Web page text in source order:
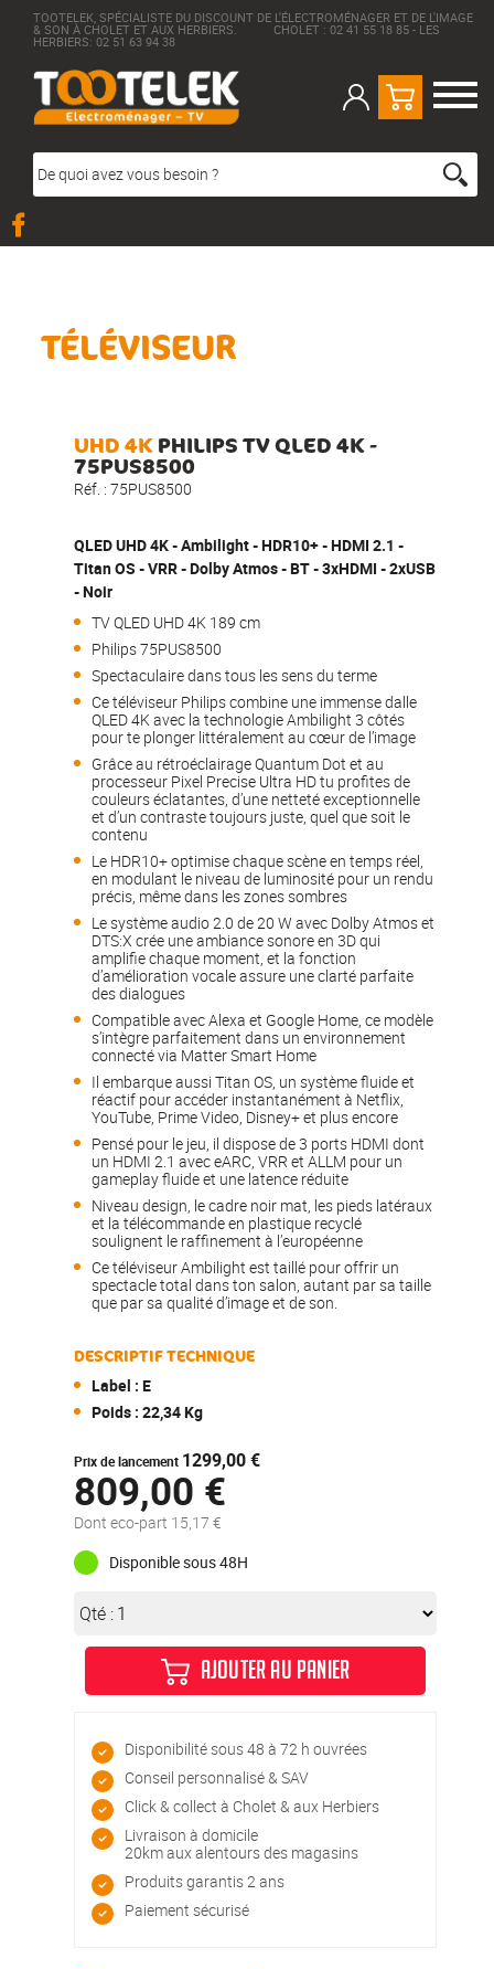
TOOTELEK, SPÉCIALISTE DU DISCOUNT DE L'ÉLECTROMÉNAGER ET DE L'IMAGE
& SON À CHOLET ET AUX HERBIERS. CHOLET : 02 41 55 18 85 - LES
HERBIERS: 02 51 63 94 38
TÉLÉVISEUR
UHD 4KPHILIPS TV QLED 4K -
75PUS8500
Réf. :75PUS8500
QLED UHD 4K - Ambilight - HDR10+ - HDMI 2.1 -
Titan OS - VRR - Dolby Atmos - BT - 3xHDMI - 2xUSB
- Noir
TV QLED UHD 4K 189 cm
Philips 75PUS8500
Spectaculaire dans tous les sens du terme
Ce téléviseur Philips combine une immense dalle
QLED 4K avec la technologie Ambilight 3 côtés
pour te plonger littéralement au cœur de l’image
Grâce au rétroéclairage Quantum Dot et au
processeur Pixel Precise Ultra HD tu profites de
couleurs éclatantes, d’une netteté exceptionnelle
et d’un contraste toujours juste, quel que soit le
contenu
Le HDR10+ optimise chaque scène en temps réel,
en modulant le niveau de luminosité pour un rendu
précis, même dans les zones sombres
Le système audio 2.0 de 20 W avec Dolby Atmos et
DTS:X crée une ambiance sonore en 3D qui
amplifie chaque moment, et la fonction
d’amélioration vocale assure une clarté parfaite
des dialogues
Compatible avec Alexa et Google Home, ce modèle
s’intègre parfaitement dans un environnement
connecté via Matter Smart Home
Il embarque aussi Titan OS, un système fluide et
réactif pour accéder instantanément à Netflix,
YouTube, Prime Video, Disney+ et plus encore
Pensé pour le jeu, il dispose de 3 ports HDMI dont
un HDMI 2.1 avec eARC, VRR et ALLM pour un
gameplay fluide et une latence réduite
Niveau design, le cadre noir mat, les pieds latéraux
et la télécommande en plastique recyclé
soulignent le raffinement à l’européenne
Ce téléviseur Ambilight est taillé pour offrir un
spectacle total dans ton salon, autant par sa taille
que par sa qualité d’image et de son.
DESCRIPTIF TECHNIQUE
Label : E
Poids : 22,34 Kg
Prix de lancement 1299,00 €
809,00 €
Dont eco-part 15,17 €
Disponible sous 48H
Qté :
AJOUTER AU PANIER
Disponibilité sous 48 à 72 h ouvrées
Conseil personnalisé & SAV
Click & collect à Cholet & aux Herbiers
Livraison à domicile
20km aux alentours des magasins
Produits garantis 2 ans
Paiement sécurisé